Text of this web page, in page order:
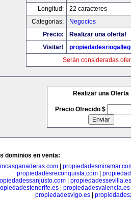
Longitud:
22 caracteres
Categorias:
Negocios
Precio:
Realizar una oferta!
Visitar!
Serán consideradas
Realizar una Oferta
Precio Ofrecido $
dominios en venta:
propiedadesreconquista.com
| propiedadessevilla.es
| propiedadesvalencia.es
propiedadesvigo.es|